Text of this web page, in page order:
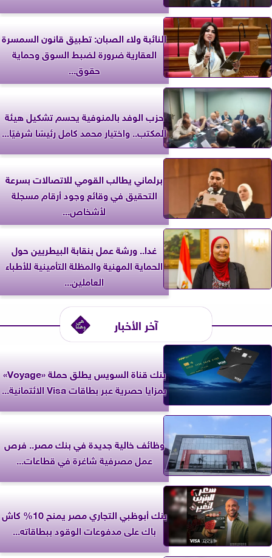
النائبة ولاء الصبان: تطبيق قانون السمسرة
العقارية ضرورة لضبط السوق وحماية
حقوق...
حزب الوفد بالمنوفية يحسم تشكيل هيئة
المكتب.. واختيار محمد كامل رئيسًا شرفيًا...
برلماني يطالب القومي للاتصالات بسرعة
التحقيق في وقائع وجود أرقام مسجلة
لأشخاص...
غدا.. ورشة عمل بنقابة البيطريين حول
الحماية المهنية والمظلة التأمينية للأطباء
العاملين...
آخر الأخبار
بنك قناة السويس يطلق حملة «Voyage»
بمزايا حصرية عبر بطاقات Visa الائتمانية...
وظائف خالية جديدة في بنك مصر.. فرص
عمل مصرفية شاغرة في قطاعات...
بنك أبوظبي التجاري مصر يمنح 10% كاش
باك على مدفوعات الوقود ببطاقاته...